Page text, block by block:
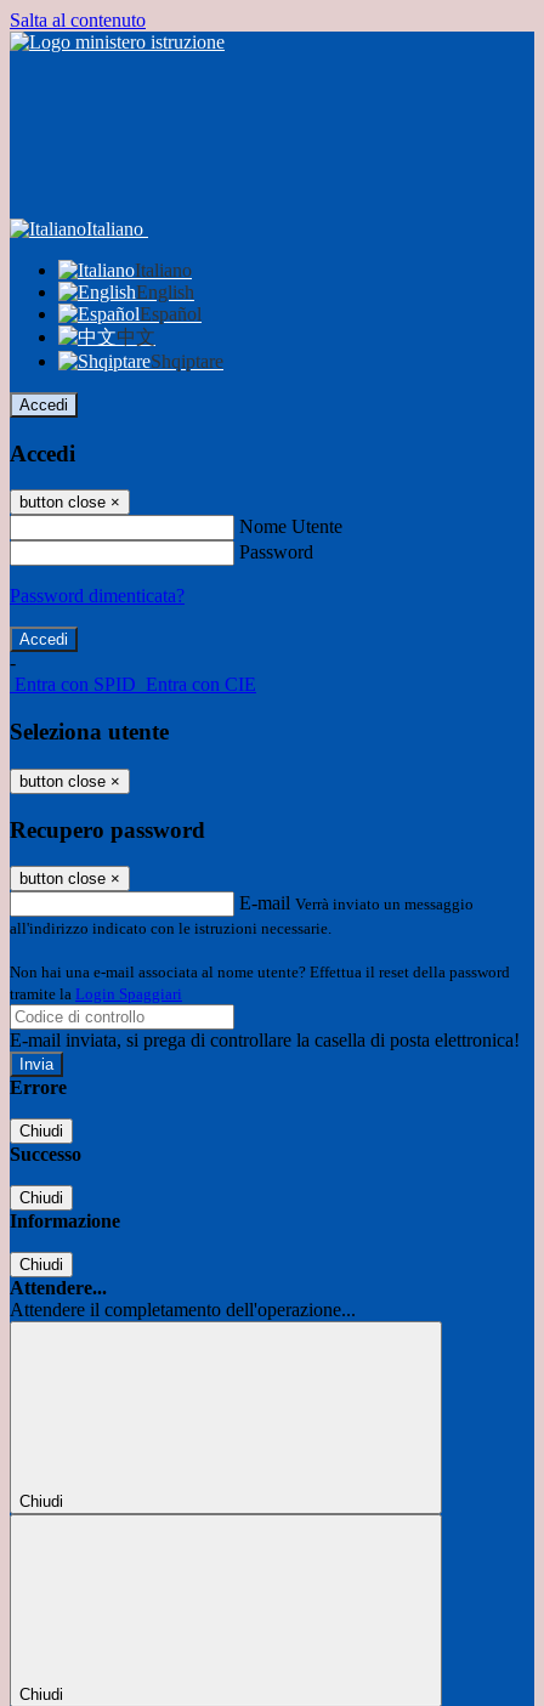
Salta al contenuto
Italiano
Italiano
English
Español
中文
Shqiptare
Accedi
Accedi
button close ×
Nome Utente
Password
Password dimenticata?
-
Entra con SPID Entra con CIE
Seleziona utente
button close ×
Recupero password
button close ×
E-mail Verrà inviato un messaggio
all'indirizzo indicato con le istruzioni necessarie.
Non hai una e-mail associata al nome utente? Effettua il reset della password
tramite la Login Spaggiari
E-mail inviata, si prega di controllare la casella di posta elettronica!
Errore
Chiudi
Successo
Chiudi
Informazione
Chiudi
Attendere...
Attendere il completamento dell'operazione...
Chiudi
Chiudi